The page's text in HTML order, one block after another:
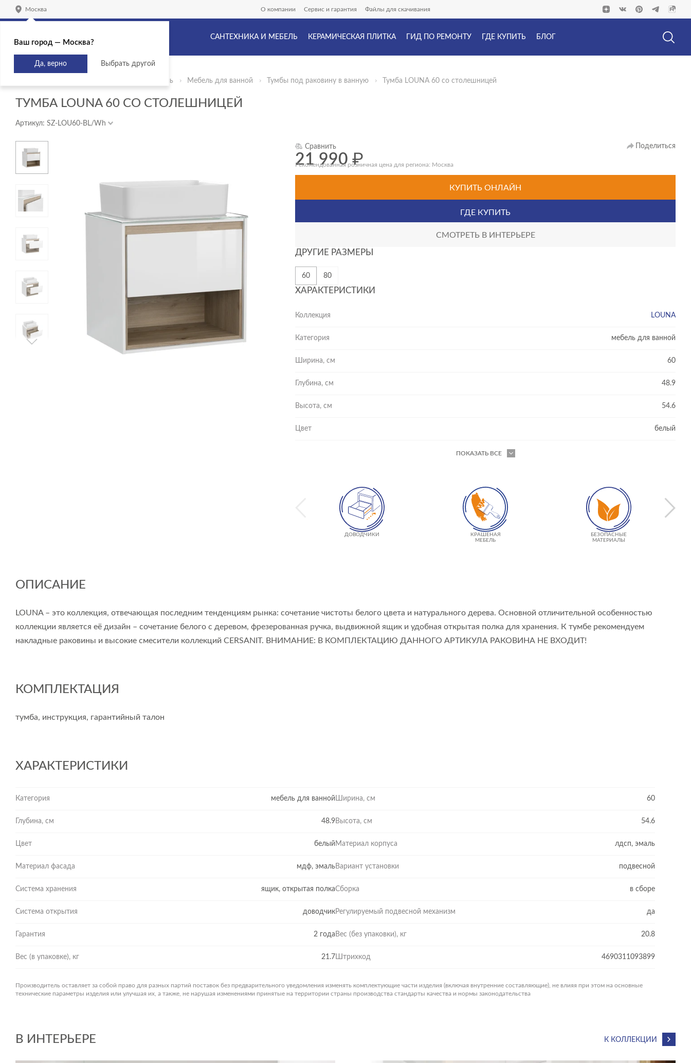
Москва О компании Сервис и гарантия Файлы для скачивания
САНТЕХНИКА И МЕБЕЛЬ КЕРАМИЧЕСКАЯ ПЛИТКА ГИД ПО РЕМОНТУ ГДЕ КУПИТЬ БЛОГ
Сантехника и мебель Мебель для ванной Тумбы под раковину в ванную Тумба LOUNA 60 со столешницей
ТУМБА LOUNA 60 СО СТОЛЕШНИЦЕЙ
Артикул: SZ-LOU60-BL/Wh
ХАРАКТЕРИСТИКИ
Коллекция LOUNA
Категория мебель для ванной
Ширина, см 60
Глубина, см 48.9
Высота, см 54.6
Цвет белый
ПОКАЗАТЬ ВСЕ
ДРУГИЕ РАЗМЕРЫ
60 80
Сравнить Поделиться
21 990₽
Рекомендованная розничная цена для региона: Москва
КУПИТЬ ОНЛАЙН
ГДЕ КУПИТЬ
СМОТРЕТЬ В ИНТЕРЬЕРЕ
ДОВОДЧИКИ
КРАШЕНАЯ
МЕБЕЛЬ
БЕЗОПАСНЫЕ
МАТЕРИАЛЫ
ОПИСАНИЕ
LOUNA – это коллекция, отвечающая последним тенденциям рынка: сочетание чистоты белого цвета и натурального дерева. Основной отличительной особенностью
коллекции является её дизайн – сочетание белого с деревом, фрезерованная ручка, выдвижной ящик и удобная открытая полка для хранения. К тумбе рекомендуем
накладные раковины и высокие смесители коллекций CERSANIT. ВНИМАНИЕ: В КОМПЛЕКТАЦИЮ ДАННОГО АРТИКУЛА РАКОВИНА НЕ ВХОДИТ!
КОМПЛЕКТАЦИЯ
тумба, инструкция, гарантийный талон
ХАРАКТЕРИСТИКИ
Категория мебель для ванной Ширина, см 60
Глубина, см 48.9Высота, см 54.6
Цвет белый Материал корпуса лдсп, эмаль
Материал фасада мдф, эмальВариант установки подвесной
Система хранения ящик, открытая полкаСборка в сборе
Система открытия доводчикРегулируемый подвесной механизм да
Гарантия 2 года Вес (без упаковки), кг 20.8
Вес (в упаковке), кг 21.7 Штрихкод 4690311093899
Производитель оставляет за собой право для разных партий поставок без предварительного уведомления изменять комплектующие части изделия (включая внутренние составляющие), не влияя при этом на основные
технические параметры изделия или улучшая их, а также, не нарушая изменениями принятые на территории страны производства стандарты качества и нормы законодательства
В ИНТЕРЬЕРЕ К КОЛЛЕКЦИИ
Ваш город — Москва?
Да, верно Выбрать другой